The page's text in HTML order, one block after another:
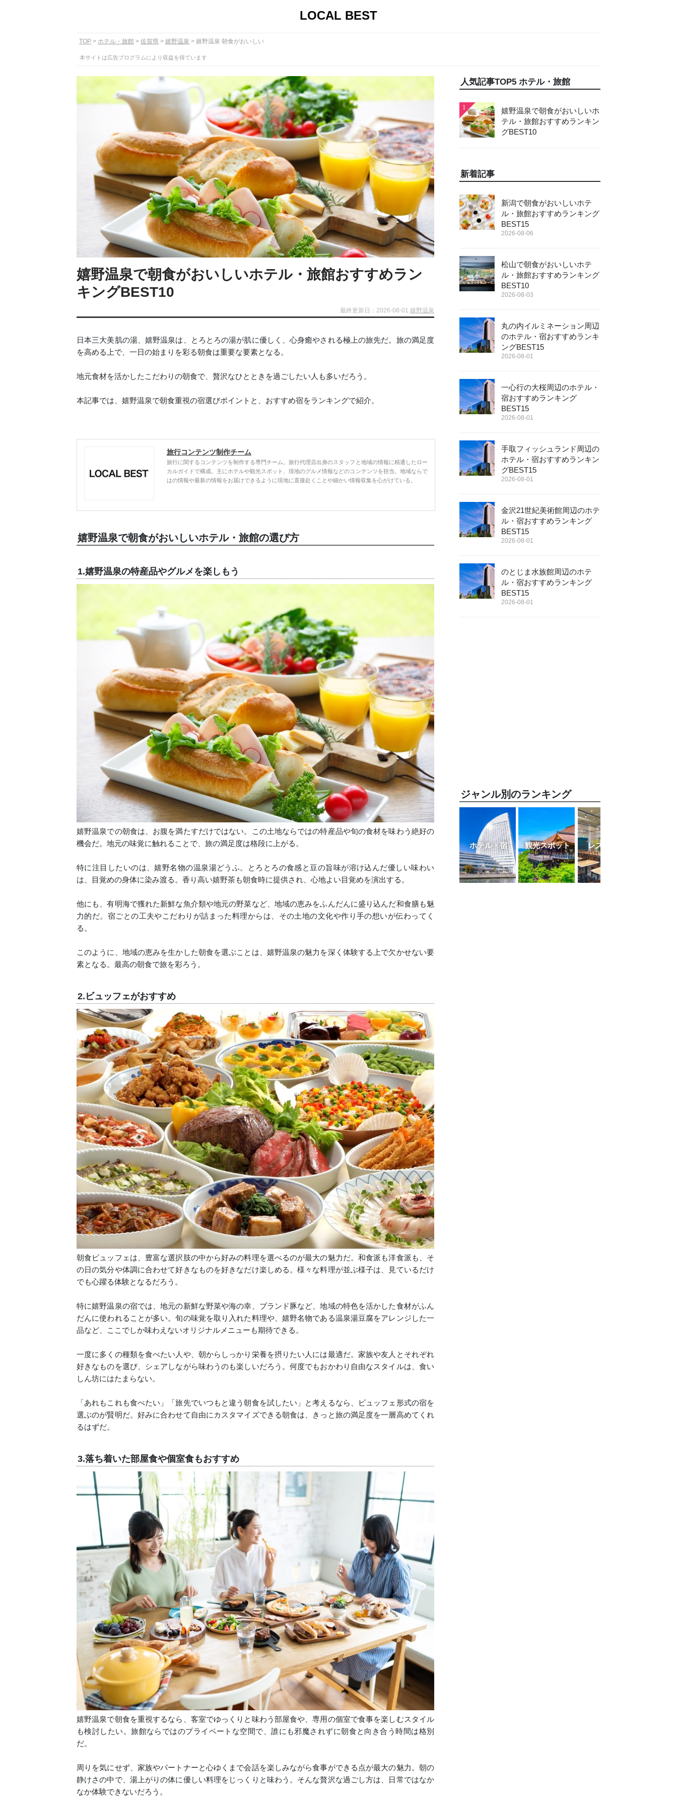
LOCAL BEST
TOP ホテル・旅館 佐賀県 嬉野温泉 嬉野温泉 朝食がおいしい
本サイトは広告プログラムにより収益を得ています
嬉野温泉で朝食がおいしいホテル・旅館おすすめラン
キングBEST10
最終更新日：2026-08-01 嬉野温泉
日本三大美肌の湯、嬉野温泉は、とろとろの湯が肌に優しく、心身癒やされる極上の旅先だ。旅の満足度
を高める上で、一日の始まりを彩る朝食は重要な要素となる。
地元食材を活かしたこだわりの朝食で、贅沢なひとときを過ごしたい人も多いだろう。
本記事では、嬉野温泉で朝食重視の宿選びポイントと、おすすめ宿をランキングで紹介。
旅行コンテンツ制作チーム
旅行に関するコンテンツを制作する専門チーム。旅行代理店出身のスタッフと地域の情報に精通したロー
カルガイドで構成。主にホテルや観光スポット、現地のグルメ情報などのコンテンツを担当。地域ならで
はの情報や最新の情報をお届けできるように現地に直接赴くことや細かい情報収集を心がけている。
嬉野温泉で朝食がおいしいホテル・旅館の選び方
1.嬉野温泉の特産品やグルメを楽しもう
嬉野温泉での朝食は、お腹を満たすだけではない。この土地ならではの特産品や旬の食材を味わう絶好の
機会だ。地元の味覚に触れることで、旅の満足度は格段に上がる。
特に注目したいのは、嬉野名物の温泉湯どうふ。とろとろの食感と豆の旨味が溶け込んだ優しい味わい
は、目覚めの身体に染み渡る。香り高い嬉野茶も朝食時に提供され、心地よい目覚めを演出する。
他にも、有明海で獲れた新鮮な魚介類や地元の野菜など、地域の恵みをふんだんに盛り込んだ和食膳も魅
力的だ。宿ごとの工夫やこだわりが詰まった料理からは、その土地の文化や作り手の想いが伝わってく
る。
このように、地域の恵みを生かした朝食を選ぶことは、嬉野温泉の魅力を深く体験する上で欠かせない要
素となる。最高の朝食で旅を彩ろう。
2.ビュッフェがおすすめ
朝食ビュッフェは、豊富な選択肢の中から好みの料理を選べるのが最大の魅力だ。和食派も洋食派も、そ
の日の気分や体調に合わせて好きなものを好きなだけ楽しめる。様々な料理が並ぶ様子は、見ているだけ
でも心躍る体験となるだろう。
特に嬉野温泉の宿では、地元の新鮮な野菜や海の幸、ブランド豚など、地域の特色を活かした食材がふん
だんに使われることが多い。旬の味覚を取り入れた料理や、嬉野名物である温泉湯豆腐をアレンジした一
品など、ここでしか味わえないオリジナルメニューも期待できる。
一度に多くの種類を食べたい人や、朝からしっかり栄養を摂りたい人には最適だ。家族や友人とそれぞれ
好きなものを選び、シェアしながら味わうのも楽しいだろう。何度でもおかわり自由なスタイルは、食い
しん坊にはたまらない。
「あれもこれも食べたい」「旅先でいつもと違う朝食を試したい」と考えるなら、ビュッフェ形式の宿を
選ぶのが賢明だ。好みに合わせて自由にカスタマイズできる朝食は、きっと旅の満足度を一層高めてくれ
るはずだ。
3.落ち着いた部屋食や個室食もおすすめ
嬉野温泉で朝食を重視するなら、客室でゆっくりと味わう部屋食や、専用の個室で食事を楽しむスタイル
も検討したい。旅館ならではのプライベートな空間で、誰にも邪魔されずに朝食と向き合う時間は格別
だ。
周りを気にせず、家族やパートナーと心ゆくまで会話を楽しみながら食事ができる点が最大の魅力。朝の
静けさの中で、湯上がりの体に優しい料理をじっくりと味わう。そんな贅沢な過ごし方は、日常ではなか
なか体験できないだろう。
人気記事TOP5 ホテル・旅館
1
嬉野温泉で朝食がおいしいホ
テル・旅館おすすめランキン
グBEST10
新着記事
新潟で朝食がおいしいホテ
ル・旅館おすすめランキング
BEST15
2026-08-06
松山で朝食がおいしいホテ
ル・旅館おすすめランキング
BEST10
2026-08-03
丸の内イルミネーション周辺
のホテル・宿おすすめランキ
ングBEST15
2026-08-01
一心行の大桜周辺のホテル・
宿おすすめランキング
BEST15
2026-08-01
手取フィッシュランド周辺の
ホテル・宿おすすめランキン
グBEST15
2026-08-01
金沢21世紀美術館周辺のホテ
ル・宿おすすめランキング
BEST15
2026-08-01
のとじま水族館周辺のホテ
ル・宿おすすめランキング
BEST15
2026-08-01
ジャンル別のランキング
ホテル・宿 観光スポット レストラン